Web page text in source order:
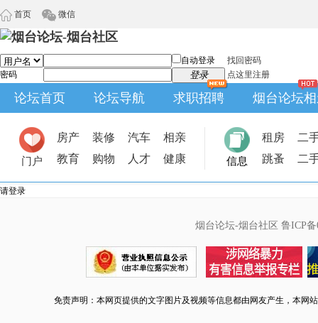
首页 微信
自动登录
找回密码
密码
登录 点这里注册
论坛首页 论坛导航 求职招聘 烟台论坛
门户
房产 装修 汽车
相亲
教育
购物 人才 健康 信息
租房
二
跳蚤
二
请登录
烟台论坛-烟台社区 鲁ICP备
免责声明：本网页提供的文字图片及视频等信息都由网友产生，本网